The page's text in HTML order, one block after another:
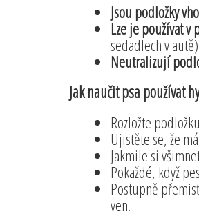
Jsou podložky
Lze je používat v
sedadlech v
Neutralizují
Jak naučit psa používat
Rozložte
Ujistěte se, že
Jakmile si
Pokaždé, když
Postupně
ven.